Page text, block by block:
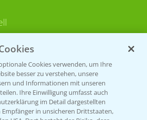
Cookies verwenden, um Ihre
besser zu verstehen, unsere
und Informationen mit unseren
Ihre Einwilligung umfasst auch
im Detail dargestellten
in unsicheren Drittstaaten,